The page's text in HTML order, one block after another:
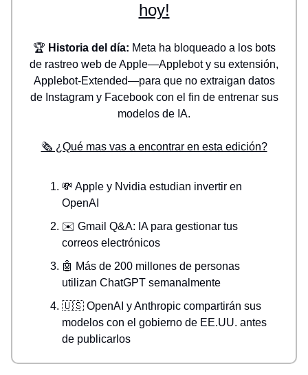
hoy!
🏆 Historia del día: Meta ha bloqueado a los bots
de rastreo web de Apple—Applebot y su extensión,
Applebot-Extended—para que no extraigan datos
de Instagram y Facebook con el fin de entrenar sus
modelos de IA.
🗞️ ¿Qué mas vas a encontrar en esta edición?
💸 Apple y Nvidia estudian invertir en
OpenAI
✉️ Gmail Q&A: IA para gestionar tus
correos electrónicos
🤖 Más de 200 millones de personas
utilizan ChatGPT semanalmente
🇺🇸 OpenAI y Anthropic compartirán sus
modelos con el gobierno de EE.UU. antes
de publicarlos